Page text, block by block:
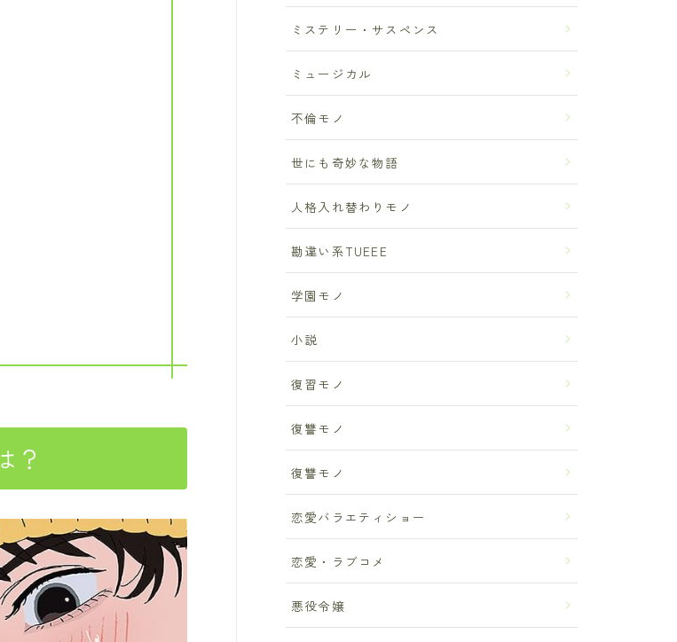
？
ミステリー・サスペンス
ミュージカル
不倫モノ
世にも奇妙な物語
人格入れ替わりモノ
勘違い系TUEEE
学園モノ
小説
復習モノ
復讐モノ
復讐モノ
恋愛バラエティショー
恋愛・ラブコメ
悪役令嬢